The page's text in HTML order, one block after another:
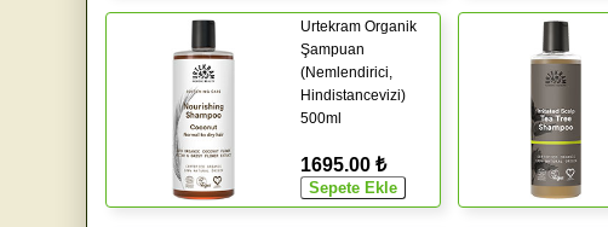
Urtekram Organik
Şampuan
(Nemlendirici,
Hindistancevizi)
500ml
1695.00 ₺